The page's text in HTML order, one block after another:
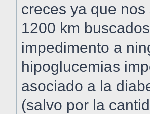
creces ya que
1200 km
impedimento a
hipoglucemias
asociado a la
(salvo por la